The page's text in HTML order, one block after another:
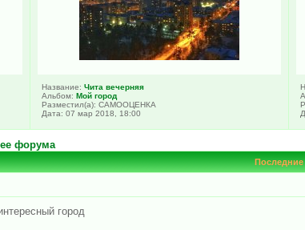
Название: Чита вечерняя
Альбом: Мой город
Разместил(а): САМООЦЕНКА
Дата: 07 мар 2018, 18:00
форума
город